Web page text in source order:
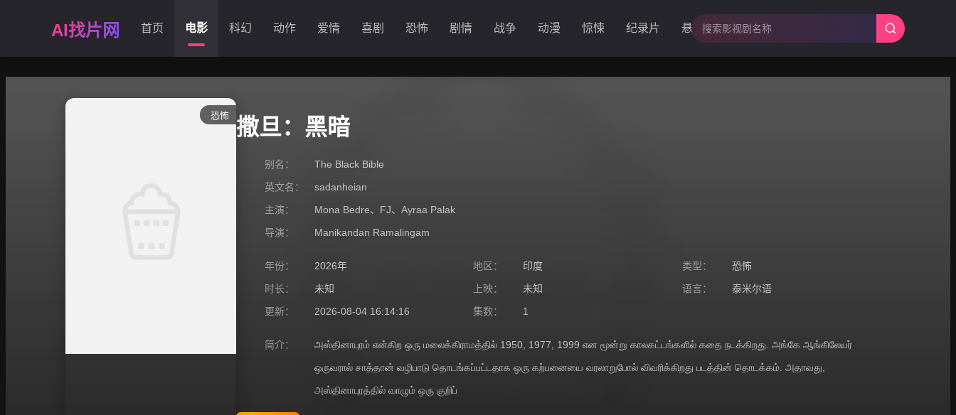
AI找片网 首页 电影 科幻 动作 爱情 喜剧 恐怖 剧情 战争 动漫 惊悚 纪录片 悬疑
恐怖 撒旦：黑暗
别名：
The Black Bible
英文名：
sadanheian
主演：
Mona Bedre、 FJ、 Ayraa Palak
导演：
Manikandan Ramalingam
年份： 2026年 地区： 印度 类型：
恐怖
时长：
未知 上映： 未知 语言：
泰米尔语
更新：
2026-08-04 16:14:16 集数： 1
简介：
அஸ்தினாபுரம் என்கிற ஒரு மலைக்கிராமத்தில் 1950, 1977, 1999 என மூன்று காலகட்டங்களில் கதை நடக்கிறது. அங்கே ஆங்கிலேயர்
ஒருவரால் சாத்தான் வழிபாடு தொடங்கப்பட்டதாக ஒரு கற்பனையை வரலாறுபோல் விவரிக்கிறது படத்தின் தொடக்கம். அதாவது,
அஸ்தினாபுரத்தில் வாழும் ஒரு குறிப்